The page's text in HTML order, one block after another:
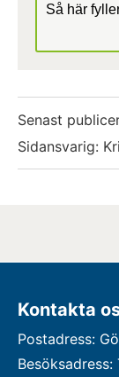
Så här
Senast
Sidansvarig:
Kontakta
Postadress: